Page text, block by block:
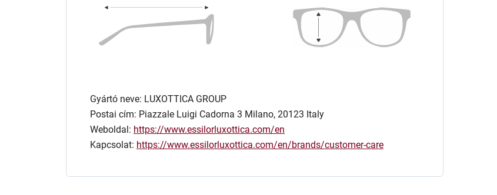
Gyártó neve: LUXOTTICA GROUP
Postai cím: Piazzale Luigi Cadorna 3 Milano, 20123 Italy
Weboldal: https://www.essilorluxottica.com/en
Kapcsolat: https://www.essilorluxottica.com/en/brands/customer-care